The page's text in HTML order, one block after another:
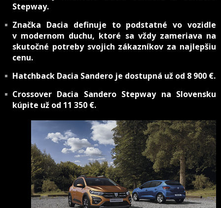
Stepway.
Značka Dacia definuje to podstatné vo vozidle
v modernom duchu, ktoré sa vždy zameriava na
skutočné potreby svojich zákazníkov za najlepšiu
cenu.
Hatchback Dacia Sandero je dostupná už od 8 900 €.
Crossover Dacia Sandero Stepway na Slovensku
kúpite už od 11 350 €.